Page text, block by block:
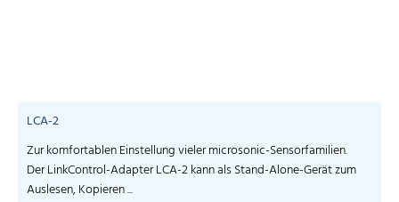
LCA-2
Zur komfortablen Einstellung vieler microsonic-Sensorfamilien.
Der LinkControl-Adapter LCA-2 kann als Stand-Alone-Gerät zum
Auslesen, Kopieren ...